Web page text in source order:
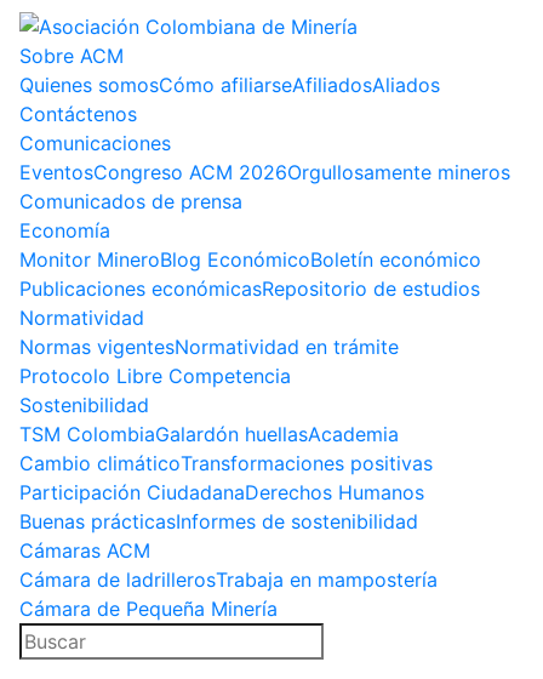
Sobre ACM
Quienes somosCómo afiliarseAfiliadosAliados
Contáctenos
Comunicaciones
EventosCongreso ACM 2026Orgullosamente mineros
Comunicados de prensa
Economía
Monitor MineroBlog EconómicoBoletín económico
Publicaciones económicasRepositorio de estudios
Normatividad
Normas vigentesNormatividad en trámite
Protocolo Libre Competencia
Sostenibilidad
TSM ColombiaGalardón huellasAcademia
Cambio climáticoTransformaciones positivas
Participación CiudadanaDerechos Humanos
Buenas prácticasInformes de sostenibilidad
Cámaras ACM
Cámara de ladrillerosTrabaja en mampostería
Cámara de Pequeña Minería